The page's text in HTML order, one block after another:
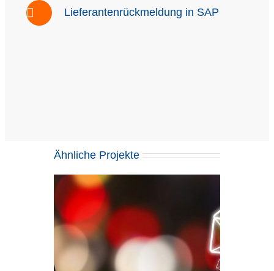
Lieferantenrückmeldung in SAP
Ähnliche Projekte